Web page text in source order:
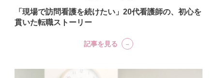
「現場で訪問看護を続けたい」20代看護師の、初心を
貫いた転職ストーリー
記事を見る